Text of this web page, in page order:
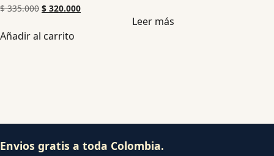
$335.000 $ 320.000
Añadir al carrito
Leer más
Envios gratis a toda Colombia.